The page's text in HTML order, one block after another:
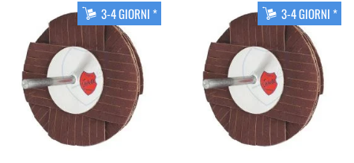
3-4 GIORNI * 3-4 GIORNI *